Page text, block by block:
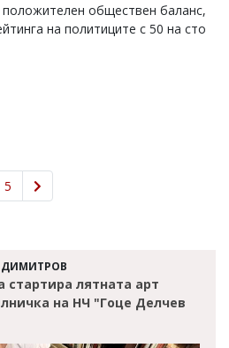
обществен баланс,
на политиците с 50 на сто
5
ДИМИТРОВ
стартира лятната арт
на НЧ "Гоце Делчев